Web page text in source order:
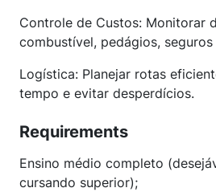
Controle de Custos: Monitorar
combustível, pedágios, seguros
Logística: Planejar rotas
tempo e evitar desperdícios.
Requirements
Ensino médio completo
cursando superior);